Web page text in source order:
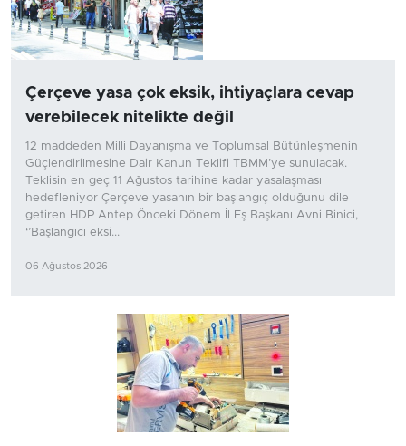
Çerçeve yasa çok eksik, ihtiyaçlara cevap
verebilecek nitelikte değil
12 maddeden Milli Dayanışma ve Toplumsal Bütünleşmenin
Güçlendirilmesine Dair Kanun Teklifi TBMM’ye sunulacak.
Teklisin en geç 11 Ağustos tarihine kadar yasalaşması
hedefleniyor Çerçeve yasanın bir başlangıç olduğunu dile
getiren HDP Antep Önceki Dönem İl Eş Başkanı Avni Binici,
‘’Başlangıcı eksi...
06 Ağustos 2026